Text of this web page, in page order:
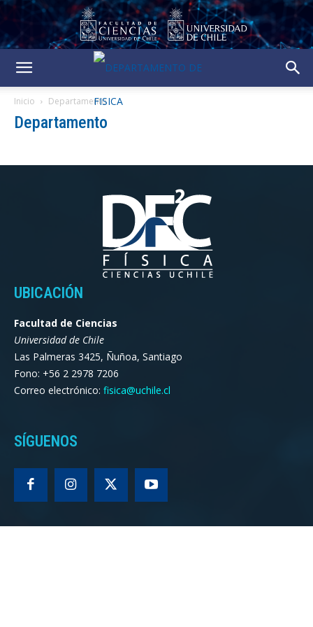
Inicio Departamento
Departamento
UBICACIÓN
Facultad de Ciencias
Universidad de Chile
Las Palmeras 3425, Ñuñoa, Santiago
Fono: +56 2 2978 7206
Correo electrónico: fisica@uchile.cl
SÍGUENOS